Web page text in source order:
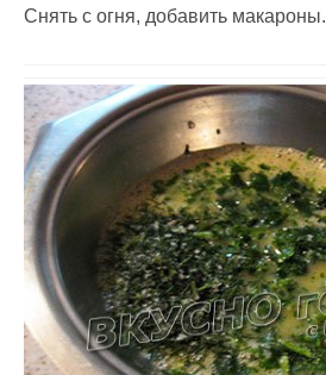
Снять с огня, добавить макароны.